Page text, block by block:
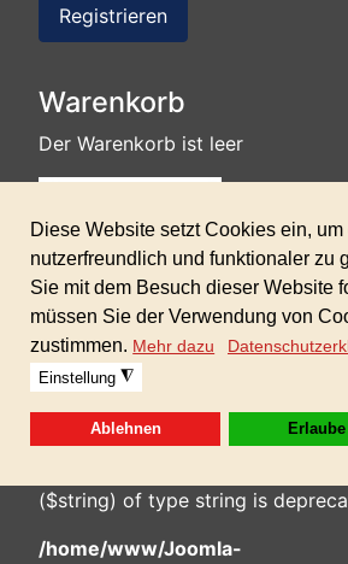
Registrieren
Warenkorb
Der Warenkorb ist leer
Deprecated
($string) of type string is
/home/www/Joomla-